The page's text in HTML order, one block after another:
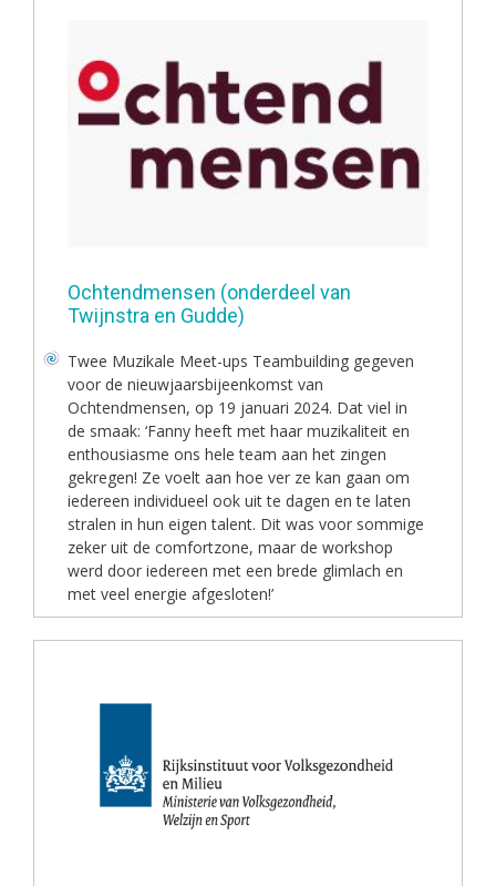
Ochtendmensen (onderdeel van
Twijnstra en Gudde)
Twee Muzikale Meet-ups Teambuilding gegeven
voor de nieuwjaarsbijeenkomst van
Ochtendmensen, op 19 januari 2024. Dat viel in
de smaak: ‘Fanny heeft met haar muzikaliteit en
enthousiasme ons hele team aan het zingen
gekregen! Ze voelt aan hoe ver ze kan gaan om
iedereen individueel ook uit te dagen en te laten
stralen in hun eigen talent. Dit was voor sommige
zeker uit de comfortzone, maar de workshop
werd door iedereen met een brede glimlach en
met veel energie afgesloten!’